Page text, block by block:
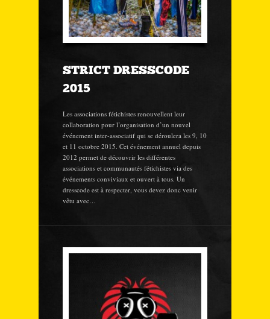
STRICT DRESSCODE
2015
Les associations fétichistes renouvellent leur
collaboration pour l’organisation d’un nouvel
événement inter-associatif qui se déroulera les 9, 10
et 11 octobre 2015. Cet événement annuel depuis
2012 permet de découvrir les différentes
associations et communautés fétichistes via des
événements conviviaux et ouvert à tous. Un
dresscode est à respecter, vous devez donc venir
vêtu avec…